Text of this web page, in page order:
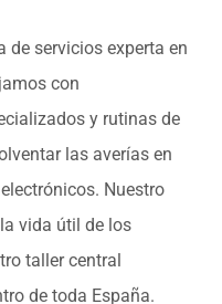
de servicios experta en
con
y rutinas de
las averías en
Nuestro
vida útil de los
taller central
de toda España.